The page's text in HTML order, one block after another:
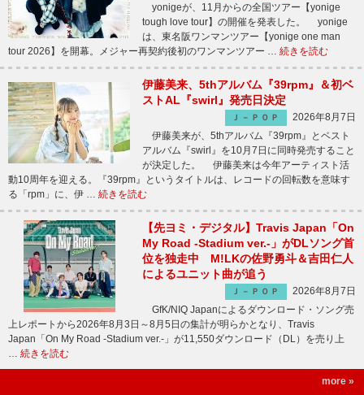
yonigeが、11月からの全国ツアー【yonige
tough love tour】の開催を発表した。 yonige
は、東名阪ワンマンツアー【yonige one man
tour 2026】を開幕。メジャー再契約後初のワンマンツアー … 続きを読む
伊藤美来、5thアルバム『39rpm』＆初ベ
ストAL『swirl』発売日決定
Ｊ－ＰＯＰ
2026年8月7日
伊藤美来が、5thアルバム『39rpm』とベスト
アルバム『swirl』を10月7日に同時発売すること
が決定した。 伊藤美来は今年アーティスト活
動10周年を迎える。『39rpm』というタイトルは、レコードの回転数を意味す
る「rpm」に、伊 … 続きを読む
【先ヨミ・デジタル】Travis Japan「On
My Road -Stadium ver.-」がDLソング首
位を独走中 M!LKの佐野勇斗＆吉田仁人
によるユニット曲が追う
Ｊ－ＰＯＰ
2026年8月7日
GfK/NIQ Japanによるダウンロード・ソング売
上レポートから2026年8月3日～8月5日の集計が明らかとなり、Travis
Japan「On My Road -Stadium ver.-」が11,550ダウンロード（DL）を売り上
… 続きを読む
more »